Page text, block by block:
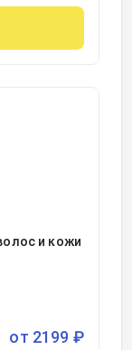
и кожи
от 2199 ₽